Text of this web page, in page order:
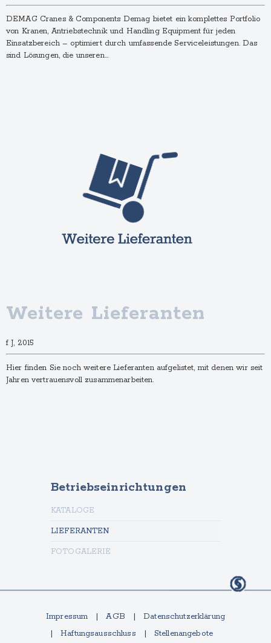
DEMAG Cranes & Components Demag bietet ein komplettes Portfolio
von Kranen, Antriebstechnik und Handling Equipment für jeden
Einsatzbereich – optimiert durch umfassende Serviceleistungen. Das
sind Lösungen, die unseren…
Weitere Lieferanten
f J, 2015
Hier finden Sie noch weitere Lieferanten aufgelistet, mit denen wir seit
Jahren vertrauensvoll zusammenarbeiten.
Betriebseinrichtungen
KATALOGE
LIEFERANTEN
FOTOGALERIE
Impressum AGB
Datenschutzerklärung
Haftungsausschluss
Stellenangebote